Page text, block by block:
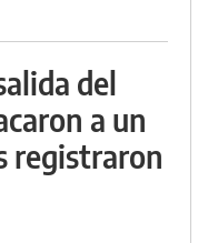
del
a un
registraron